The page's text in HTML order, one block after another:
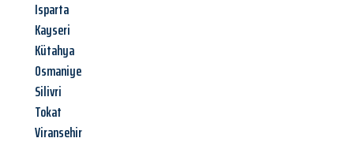
Isparta
Kayseri
Kütahya
Osmaniye
Silivri
Tokat
Viransehir